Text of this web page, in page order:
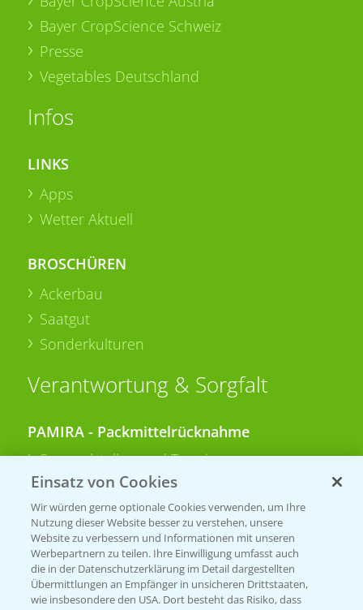
Bayer CropScience Schweiz
Presse
Vegetables Deutschland
Infos
LINKS
Apps
Wetter Aktuell
BROSCHÜREN
Ackerbau
Saatgut
Sonderkulturen
Verantwortung & Sorgfalt
PAMIRA - Packmittelrücknahme
Sammelstellen und Termine
PRE - Chemikalien sicher entsorgen
Sammelstellen und Termine
Kontakt & Notfall
Einsatz von Cookies
Wir würden gerne optionale Cookies verwenden, um Ihre
Nutzung dieser Website besser zu verstehen, unsere
Website zu verbessern und Informationen mit unseren
Werbepartnern zu teilen. Ihre Einwilligung umfasst auch
die in der Datenschutzerklärung im Detail dargestellten
Übermittlungen an Empfänger in unsicheren Drittstaaten,
wie insbesondere den USA. Dort besteht das Risiko, dass